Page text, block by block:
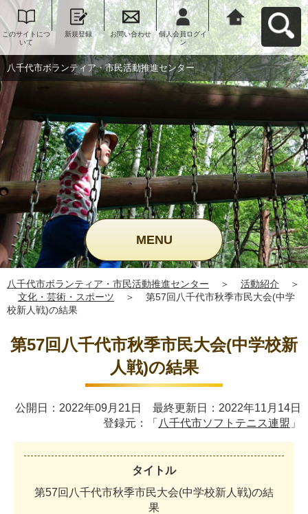
このサイトにつ
いて
新規登録 お問い合わせ
個人会員ログイ
ン
八千代市ボラン
ティア・市民活
動推進センター
へ戻る
八千代市ボランティア・市民活動推進センター
MENU
八千代市ボランティア・市民活動推進センター ＞ 活動紹介
＞
文化・芸術・スポーツ
＞
第57回八千代市秋季市民大会(中学
校新人戦)の結果
第57回八千代市秋季市民大会(中学校新
人戦)の結果
公開日：2022年09月21日 最終更新日：2022年11月14日
登録元：「 八千代市ソフトテニス連盟 」
タイトル
第57回 八千代市秋季市民大会(中学校新 人 戦)の結
果